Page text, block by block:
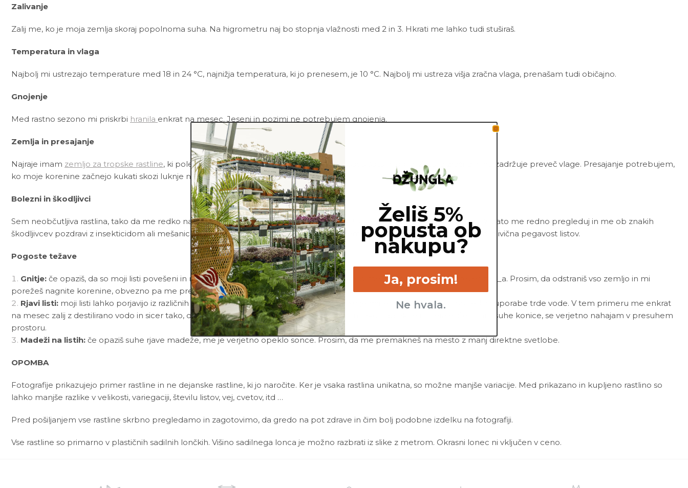
Zalivanje
Zalij me, ko je moja zemlja skoraj popolnoma suha. Na higrometru naj bo stopnja vlažnosti med 2 in 3. Hkrati me lahko tudi stuširaš.
Temperatura in vlaga
Najbolj mi ustrezajo temperature med 18 in 24 °C, najnižja temperatura, ki jo prenesem, je 10 °C. Najbolj mi ustreza višja zračna vlaga, prenašam tudi običajno.
Gnojenje
Med rastno sezono mi priskrbi hranila enkrat na mesec. Jeseni in pozimi ne potrebujem gnojenja.
Zemlja in presajanje
Najraje imam zemljo za tropske rastline, ki poleg črne šote vsebuje še perlit, lubje, kokosovo šoto in oglje. Zato je zračna in ne zadržuje preveč vlage. Presajanje potrebujem,
ko moje korenine začnejo kukati skozi luknje na dnu lonca.
Bolezni in škodljivci
Sem neobčutljiva rastlina, tako da me redko napadejo bolezni in škodljivci. Najbolj pogosto me napadejo tripsi in volnate uši. Zato me redno pregleduj in me ob znakih
škodljivcev pozdravi z insekticidom ali mešanicoNeem tonikain vode. Kadar stojim v premokri zemlji, me lahko napade tudi glivična pegavost listov.
Pogoste težave
Gnitje: če opaziš, da so moji listi povešeni in mehki kljub temu, da je moja zemlja mokra, si me po vsej verjetnosti preveč zalil_a. Prosim, da odstraniš vso zemljo in mi
porežeš nagnite korenine, obvezno pa me presadi v popolnoma svežo in zračno zemljo.
Rjavi listi: moji listi lahko porjavijo iz različnih razlogov. Eden izmed razlogov je nakopičenje mineralov v zemlji kot posledica uporabe trde vode. V tem primeru me enkrat
na mesec zalij z destilirano vodo in sicer tako, da voda nekaj časa teče skozi mojo zemljo in tako odplakne minerale. Če imam suhe konice, se verjetno nahajam v presuhem
prostoru.
Madeži na listih: če opaziš suhe rjave madeže, me je verjetno opeklo sonce. Prosim, da me premakneš na mesto z manj direktne svetlobe.
OPOMBA
Fotografije prikazujejo primer rastline in ne dejanske rastline, ki jo naročite. Ker je vsaka rastlina unikatna, so možne manjše variacije. Med prikazano in kupljeno rastlino so
lahko manjše razlike v velikosti, variegaciji, številu listov, vej, cvetov, itd …
Pred pošiljanjem vse rastline skrbno pregledamo in zagotovimo, da gredo na pot zdrave in čim bolj podobne izdelku na fotografiji.
Vse rastline so primarno v plastičnih sadilnih lončkih. Višino sadilnega lonca je možno razbrati iz slike z metrom. Okrasni lonec ni vključen v ceno.
Želiš 5%
popusta ob
nakupu?
Ja, prosim!
Ne hvala.